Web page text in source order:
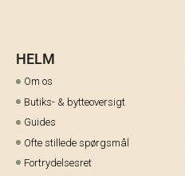
HELM
Om os
Butiks- & bytteoversigt
Guides
Ofte stillede spørgsmål
Fortrydelsesret